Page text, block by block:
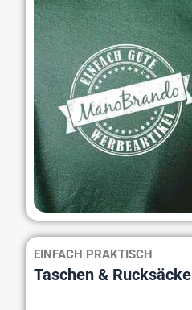
EINFACH PRAKTISCH
Taschen & Rucksäcke